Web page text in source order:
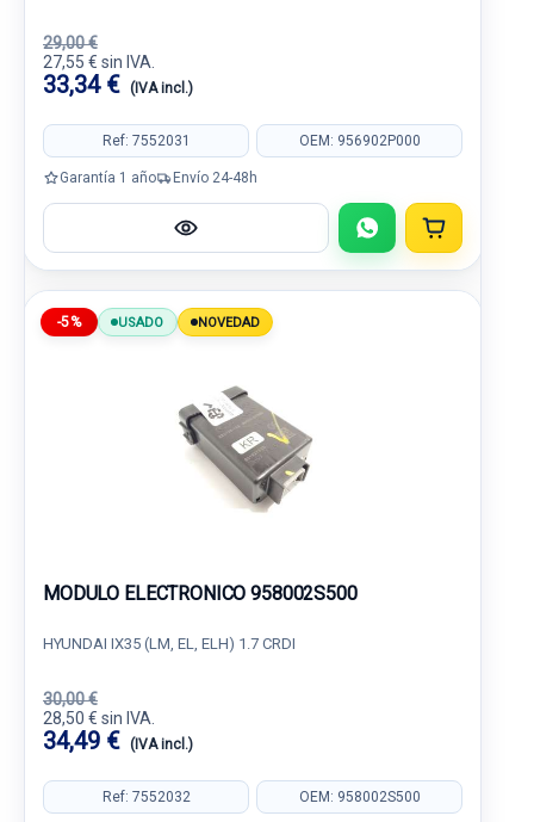
29,00 €
27,55 € sin IVA.
33,34 € (IVA incl.)
Ref: 7552031 OEM: 956902P000
Garantía 1 año Envío 24-48h
-5% USADO NOVEDAD
MODULO ELECTRONICO 958002S500
HYUNDAI IX35 (LM, EL, ELH) 1.7 CRDI
30,00 €
28,50 € sin IVA.
34,49 € (IVA incl.)
Ref: 7552032 OEM: 958002S500